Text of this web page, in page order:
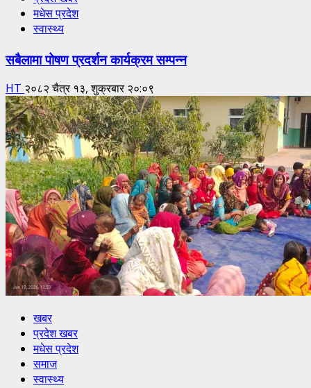
मधेस प्रदेश
स्वास्थ्य
सबैलामा पोषण प्रदर्शन कार्यक्रम सम्पन्न
HT २०८२ चैत्र १३, शुक्रबार २०:०९
खबर
प्रदेश खबर
मधेस प्रदेश
समाज
स्वास्थ्य